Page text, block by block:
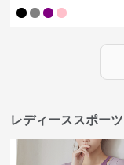
レディーススポー